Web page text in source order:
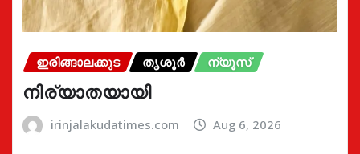
ഇരിങ്ങാലക്കുട തൃശൂർ ന്യൂസ്
നിര്യാതയായി
irinjalakudatimes.com Aug 6, 2026